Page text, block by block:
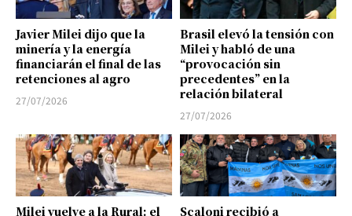
Javier Milei dijo que la
minería y la energía
financiarán el final de las
retenciones al agro
27/07/2026
Brasil elevó la tensión con
Milei y habló de una
“provocación sin
precedentes” en la
relación bilateral
27/07/2026
Milei vuelve a la Rural: el Scaloni recibió a